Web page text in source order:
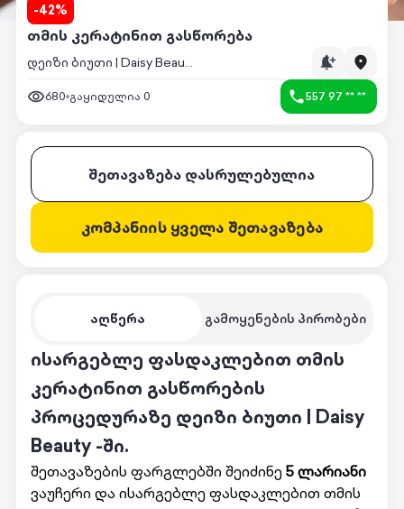
-42%
თმის კერატინით გასწორება
დეიზი ბიუთი | Daisy Beauty
680 გაყიდულია 0 557 97 ** **
აღწერა გამოყენების პირობები
ისარგებლე ფასდაკლებით თმის
კერატინით გასწორების
პროცედურაზე დეიზი ბიუთი | Daisy
Beauty -ში.
შეთავაზების ფარგლებში შეიძინე5 ლარიანი
ვაუჩერი და ისარგებლე ფასდაკლებით თმის
შეთავაზება დასრულებულია
კომპანიის ყველა შეთავაზება